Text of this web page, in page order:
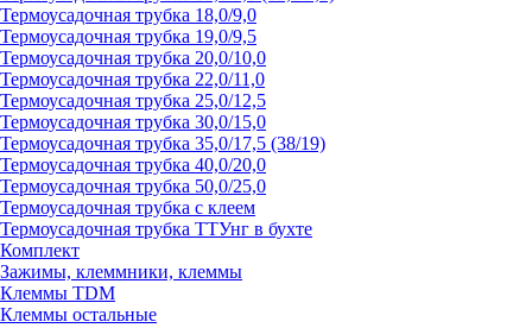
Термоусадочная трубка 18,0/9,0
Термоусадочная трубка 19,0/9,5
Термоусадочная трубка 20,0/10,0
Термоусадочная трубка 22,0/11,0
Термоусадочная трубка 25,0/12,5
Термоусадочная трубка 30,0/15,0
Термоусадочная трубка 35,0/17,5 (38/19)
Термоусадочная трубка 40,0/20,0
Термоусадочная трубка 50,0/25,0
Термоусадочная трубка с клеем
Термоусадочная трубка ТТУнг в бухте
Комплект
Зажимы, клеммники, клеммы
Клеммы TDM
Клеммы остальные